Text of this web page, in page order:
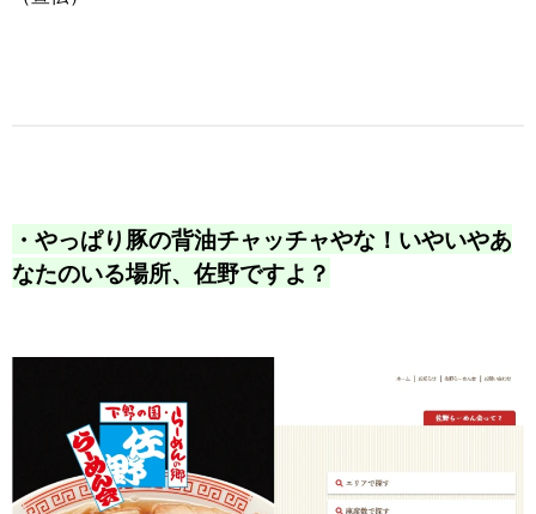
・やっぱり豚の背油チャッチャやな！いやいやあ
なたのいる場所、佐野ですよ？